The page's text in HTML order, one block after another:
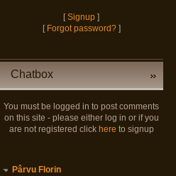
[Signup ]
[ Forgot password? ]
Chatbox
You must be logged in to post comments
on this site - please either log in or if you
are not registered click here to signup
Pârvu Florin